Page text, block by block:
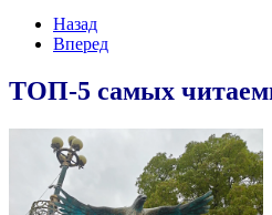
Назад
Вперед
ТОП-5 самых